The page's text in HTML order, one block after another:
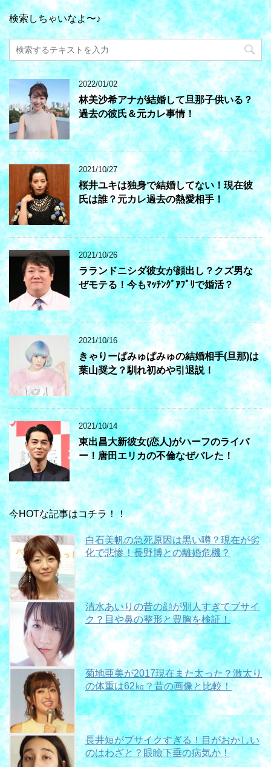
検索しちゃいなよ〜♪
2022/01/02
林美沙希アナが結婚して旦那子供いる？
過去の彼氏＆元カレ事情！
2021/10/27
桜井ユキは独身で結婚してない！現在彼
氏は誰？元カレ過去の熱愛相手！
2021/10/26
ラランドニシダ彼女が顔出し？クズ男な
ぜモテる！今もﾏｯﾁﾝｸﾞｱﾌﾟﾘで婚活？
2021/10/16
きゃりーぱみゅぱみゅの結婚相手(旦那)は
葉山奨之？馴れ初めや引退説！
2021/10/14
東出昌大新彼女(恋人)がハーフのライバ
ー！唐田エリカの不倫なぜバレた！
今HOTな記事はコチラ！！
白石美帆の急死原因は黒い噂？現在が劣
化で悲惨！長野博との離婚危機？
清水あいりの昔の顔が別人すぎてブサイ
ク？目や鼻の整形と豊胸を検証！
菊地亜美が2017現在また太った？激太り
の体重は62㎏？昔の画像と比較！
長井短がブサイクすぎる！目がおかしい
のはわざと？眼瞼下垂の病気か！